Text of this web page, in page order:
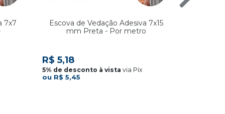
7x7
Escova de Vedação Adesiva 7x15
mm Preta - Por metro
R$ 5,45
R$ 5,18
via Pix